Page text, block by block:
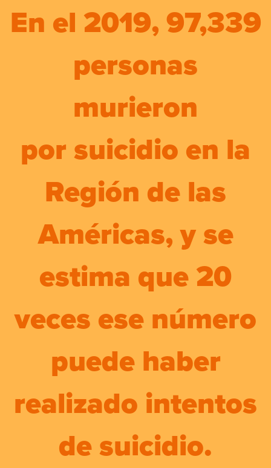
En el 2019, 97,339
personas
murieron
por suicidio en la
Región de las
Américas, y se
estima que 20
veces ese número
puede haber
realizado intentos
de suicidio.